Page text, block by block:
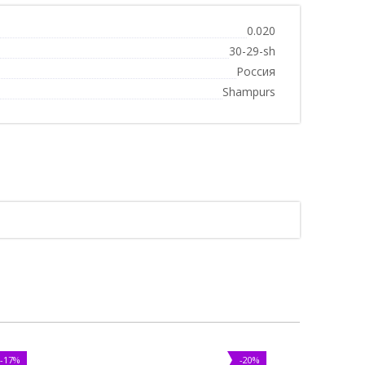
0.020
30-29-sh
Россия
Shampurs
-17% -20%